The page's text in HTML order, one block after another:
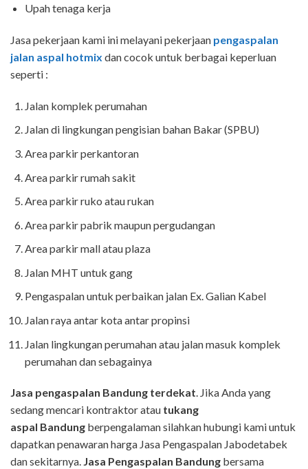
Upah tenaga kerja
Jasa pekerjaan kami ini melayani pekerjaan pengaspalan
jalan aspal hotmix dan cocok untuk berbagai keperluan
seperti :
Jalan komplek perumahan
Jalan di lingkungan pengisian bahan Bakar (SPBU)
Area parkir perkantoran
Area parkir rumah sakit
Area parkir ruko atau rukan
Area parkir pabrik maupun pergudangan
Area parkir mall atau plaza
Jalan MHT untuk gang
Pengaspalan untuk perbaikan jalan Ex. Galian Kabel
Jalan raya antar kota antar propinsi
Jalan lingkungan perumahan atau jalan masuk komplek
perumahan dan sebagainya
Jasa pengaspalan Bandung terdekat. Jika Anda yang
sedang mencari kontraktor atau tukang
aspal Bandung berpengalaman silahkan hubungi kami untuk
dapatkan penawaran harga Jasa Pengaspalan Jabodetabek
dan sekitarnya. Jasa Pengaspalan Bandung bersama